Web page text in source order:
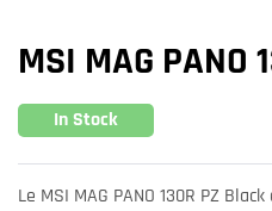
MSI MAG PANO
In Stock
Le MSI MAG PANO 130R PZ